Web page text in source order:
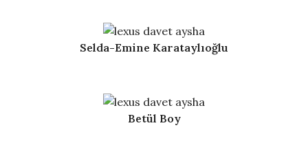
Selda-Emine Karataylıoğlu
Betül Boy